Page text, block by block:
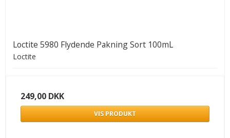
Loctite 5980 Flydende Pakning Sort 100mL
Loctite
249,00 DKK
VIS PRODUKT